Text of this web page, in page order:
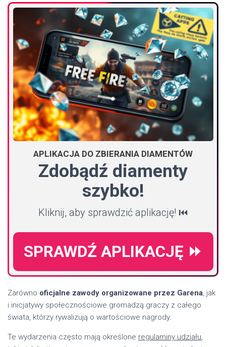
APLIKACJA DO ZBIERANIA DIAMENTÓW
Zdobądź diamenty
szybko!
Kliknij, aby sprawdzić aplikację! ⏮️
SPRAWDŹ APLIKACJĘ ⏩
Zarówno oficjalne zawody organizowane przez Garena, jak
i inicjatywy społecznościowe gromadzą graczy z całego
świata, którzy rywalizują o wartościowe nagrody.
Te wydarzenia często mają określone regulaminy udziału,